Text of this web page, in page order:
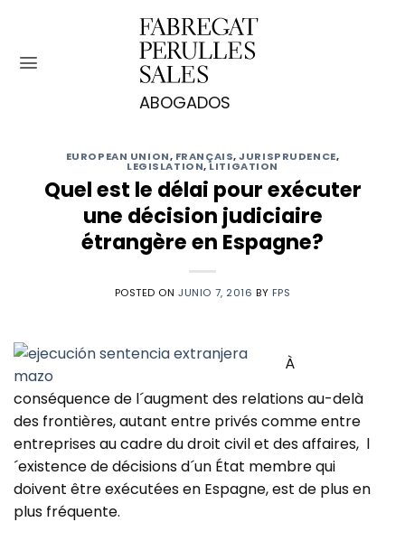
contenido
EUROPEAN UNION, FRANÇAIS,JURISPRUDENCE,
LEGISLATION,LITIGATION
Quel est le délai pour exécuter
une décision judiciaire
étrangère en Espagne?
POSTED ONJUNIO 7, 2016 BY FPS
À
conséquence de l´augment des relations au-delà
des frontières, autant entre privés comme entre
entreprises au cadre du droit civil et des affaires, l
´existence de décisions d´un État membre qui
doivent être exécutées en Espagne, est de plus en
plus fréquente.